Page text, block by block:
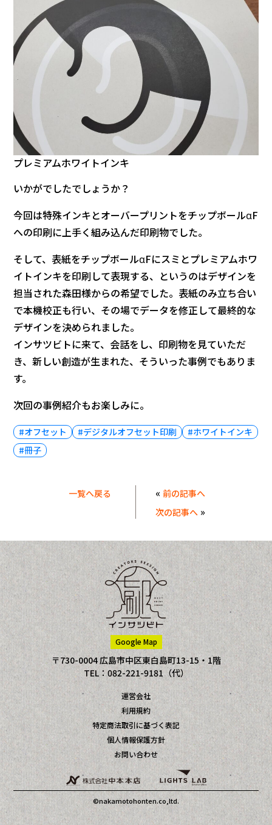
プレミアムホワイトインキ
いかがでしたでしょうか？
今回は特殊インキとオーバープリントをチップボールαF
への印刷に上手く組み込んだ印刷物でした。
そして、表紙をチップボールαFにスミとプレミアムホワ
イトインキを印刷して表現する、というのはデザインを
担当された森田様からの希望でした。表紙のみ立ち合い
で本機校正も行い、その場でデータを修正して最終的な
デザインを決められました。
インサツビトに来て、会話をし、印刷物を見ていただ
き、新しい創造が生まれた、そういった事例でもありま
す。
次回の事例紹介もお楽しみに。
#オフセット #デジタルオフセット印刷
#ホワイトインキ
#冊子
一覧へ戻る « 前の記事へ
次の記事へ »
Google Map
〒730-0004 広島市中区東白島町13-15・1階
TEL：082-221-9181（代）
運営会社
利用規約
特定商法取引に基づく表記
個人情報保護方針
お問い合わせ
©nakamotohonten.co,ltd.